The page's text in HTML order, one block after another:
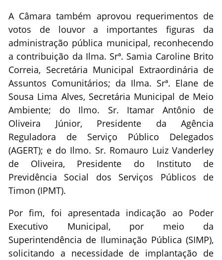
A Câmara também aprovou requerimentos de
votos de louvor a importantes figuras da
administração pública municipal, reconhecendo
a contribuição da Ilma. Srª. Samia Caroline Brito
Correia, Secretária Municipal Extraordinária de
Assuntos Comunitários; da Ilma. Srª. Elane de
Sousa Lima Alves, Secretária Municipal de Meio
Ambiente; do Ilmo. Sr. Itamar Antônio de
Oliveira Júnior, Presidente da Agência
Reguladora de Serviço Público Delegados
(AGERT); e do Ilmo. Sr. Romauro Luiz Vanderley
de Oliveira, Presidente do Instituto de
Previdência Social dos Serviços Públicos de
Timon (IPMT).
Por fim, foi apresentada indicação ao Poder
Executivo Municipal, por meio da
Superintendência de Iluminação Pública (SIMP),
solicitando a necessidade de implantação de